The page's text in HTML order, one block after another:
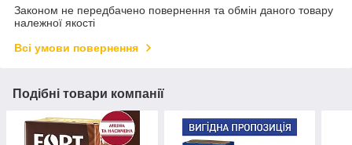
Законом не передбачено повернення та обмін даного товару
належної якості
Всі умови повернення
Подібні товари компанії